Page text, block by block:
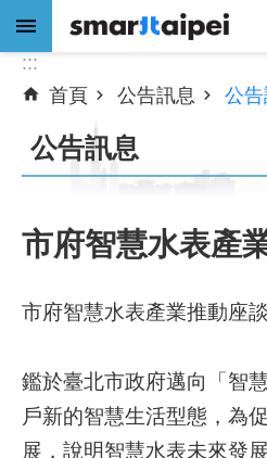
跳到主要內容區塊
進
搜
尋
告
關
:::
首頁
公告訊息 公
公告訊息
市府智慧水表產
市府智慧水表產業推動座
鑑於臺北市政府邁向「智
戶新的智慧生活型態，為
展，說明智慧水表未來發